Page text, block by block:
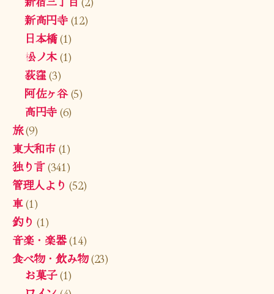
新高円寺(12)
日本橋(1)
松ノ木(1)
荻窪(3)
阿佐ヶ谷(5)
高円寺(6)
旅(9)
東大和市(1)
独り言(341)
管理人より (52)
車(1)
釣り (1)
音楽・楽器(14)
食べ物・飲み物(23)
お菓子(1)